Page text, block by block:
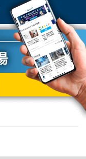
証機能を追加
トに管理者側